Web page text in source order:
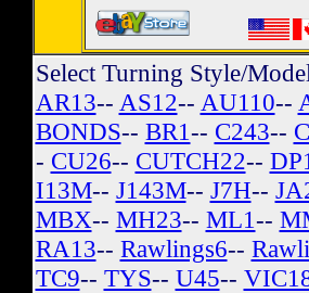
Select Turning Style/
AR13-- AS12-- AU110--
BONDS-- BR1-- C243--
- CU26-- CUTCH22--
I13M-- J143M-- J7H--
MBX-- MH23-- ML1--
RA13-- Rawlings6--
TC9-- TYS-- U45--